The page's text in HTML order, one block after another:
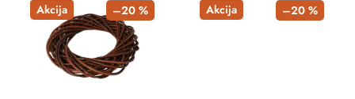
Akcija –20 % Akcija –20 %